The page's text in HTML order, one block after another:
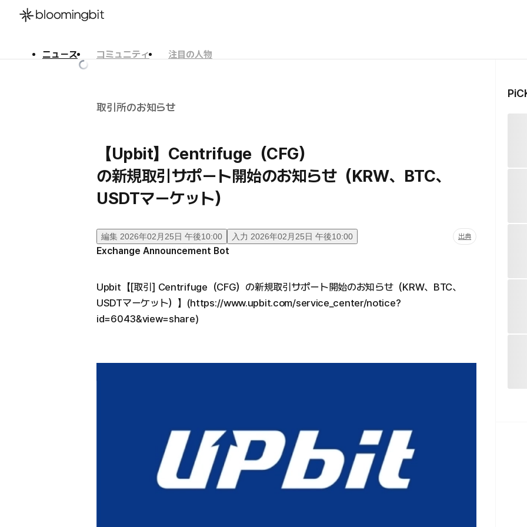
ニュース コミュニティ
注目の人物
取引所のお知らせ
【Upbit】Centrifuge（CFG）
の新規取引サポート開始のお知らせ（KRW、BTC、
USDTマーケット）
編集 2026年02月25日 午後10:00 入力 2026年02月25日 午後10:00 出典
Exchange Announcement Bot
Upbit【[取引] Centrifuge（CFG）の新規取引サポート開始のお知らせ（KRW、BTC、
USDTマーケット）】(https://www.upbit.com/service_center/notice?
id=6043&view=share)